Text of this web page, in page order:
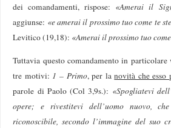
dei comandamenti, rispose: «Amerai il
aggiunse: «e amerai il prossimo tuo come te
Levitico (19,18): «Amerai il prossimo tuo come
Tuttavia questo comandamento in
tre motivi: 1 – Primo, per lanovità che esso
parole di Paolo (Col 3,9s.): «Spogliatevi
opere; e rivestitevi dell’uomo nuovo,
riconoscibile, secondo l’immagine del suo